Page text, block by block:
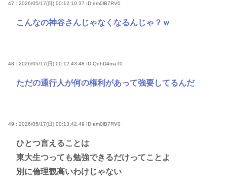
47 : 2026/05/17(日) 00:12:10.37 ID:em0lB7RV0
こんなの神谷さんじゃなくなるんじゃ？ｗ
48 : 2026/05/17(日) 00:12:43.48 ID:QehD4maT0
ただの通行人が何の権利があって強要してるんだ
49 : 2026/05/17(日) 00:13:42.49 ID:em0lB7RV0
ひとつ言えることは
東大生つっても勉強できるだけってことよ
別に倫理観高いわけじゃない